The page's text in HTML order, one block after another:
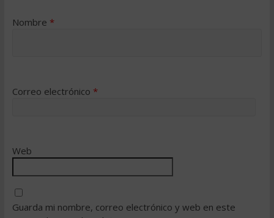
Nombre *
Correo electrónico *
Web
Guarda mi nombre, correo electrónico y web en este